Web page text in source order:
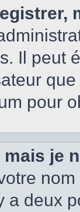
Il peut
pour
je
a deux